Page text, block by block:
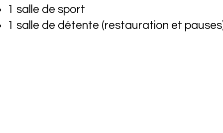
1 salle de sport
1 salle de détente (restauration et